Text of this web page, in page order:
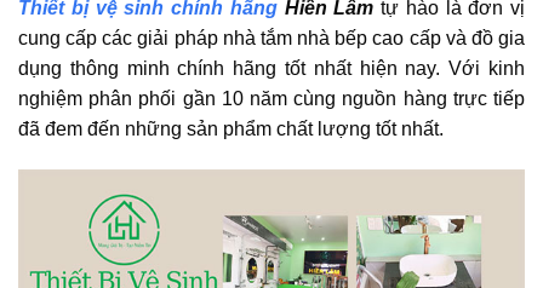
Thiết bị vệ sinh chính hãngHiền Lâm tự hào là đơn vị
cung cấp các giải pháp nhà tắm nhà bếp cao cấp và đồ gia
dụng thông minh chính hãng tốt nhất hiện nay. Với kinh
nghiệm phân phối gần 10 năm cùng nguồn hàng trực tiếp
đã đem đến những sản phẩm chất lượng tốt nhất.